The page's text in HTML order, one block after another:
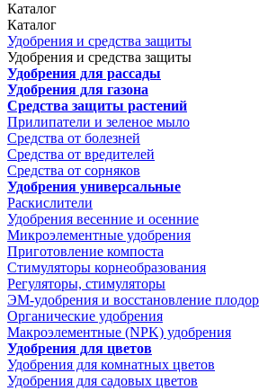
Каталог
Каталог
Удобрения и средства защиты
Удобрения и средства защиты
Удобрения для рассады
Удобрения для газона
Средства защиты растений
Прилипатели и зеленое мыло
Средства от болезней
Средства от вредителей
Средства от сорняков
Удобрения универсальные
Раскислители
Удобрения весенние и осенние
Микроэлементные удобрения
Приготовление компоста
Стимуляторы корнеобразования
Регуляторы, стимуляторы
ЭМ-удобрения и восстановление
Органические удобрения
Макроэлементные (NPK) удобрения
Удобрения для цветов
Удобрения для комнатных цветов
Удобрения для садовых цветов